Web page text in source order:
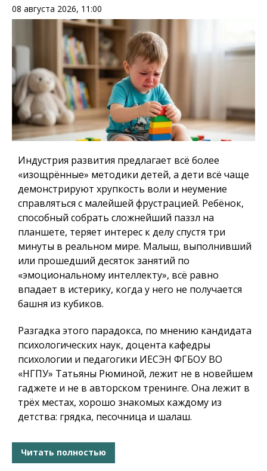
08 августа 2026, 11:00
Индустрия развития предлагает всё более
«изощрённые» методики детей, а дети всё чаще
демонстрируют хрупкость воли и неумение
справляться с малейшей фрустрацией. Ребёнок,
способный собрать сложнейший паззл на
планшете, теряет интерес к делу спустя три
минуты в реальном мире. Малыш, выполнивший
или прошедший десяток занятий по
«эмоциональному интеллекту», всё равно
впадает в истерику, когда у него не получается
башня из кубиков.
Разгадка этого парадокса, по мнению кандидата
психологических наук, доцента кафедры
психологии и педагогики ИЕСЭН ФГБОУ ВО
«НГПУ» Татьяны Рюминой, лежит не в новейшем
гаджете и не в авторском тренинге. Она лежит в
трёх местах, хорошо знакомых каждому из
детства: грядка, песочница и шалаш.
Читать полностью